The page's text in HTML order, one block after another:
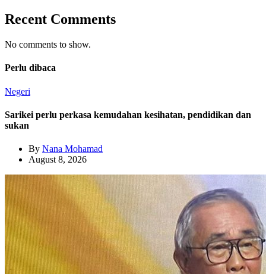
Recent Comments
No comments to show.
Perlu dibaca
Negeri
Sarikei perlu perkasa kemudahan kesihatan, pendidikan dan
sukan
By Nana Mohamad
August 8, 2026